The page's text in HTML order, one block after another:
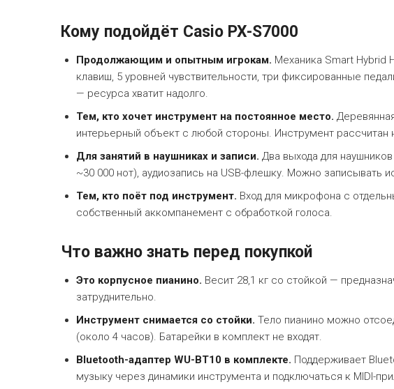
Кому подойдёт Casio PX-S7000
Продолжающим и опытным игрокам. Механика Smart Hybrid
клавиш, 5 уровней чувствительности, три фиксированные
— ресурса хватит надолго.
Тем, кто хочет инструмент на постоянное место.
интерьерный объект с любой стороны. Инструмент рассчитан
Для занятий в наушниках и записи. Два выхода для
~30 000 нот), аудиозапись на USB-флешку. Можно записывать
Тем, кто поёт под инструмент. Вход для микрофона с
собственный аккомпанемент с обработкой голоса.
Что важно знать перед покупкой
Это корпусное пианино. Весит 28,1 кг со стойкой —
затруднительно.
Инструмент снимается со стойки. Тело пианино можно
(около 4 часов). Батарейки в комплект не входят.
Bluetooth-адаптер WU-BT10 в комплекте. Поддерживает
музыку через динамики инструмента и подключаться к MIDI-